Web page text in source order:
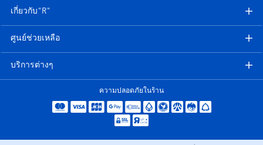
เกี่ยวกับ"R"
ศูนย์ช่วยเหลือ
บริการต่างๆ
ความปลอดภัยในร้าน